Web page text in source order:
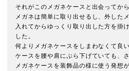
それがこのメガネケースと出会ってか
メガネは簡単に取り出せるし、外した
入れてからゆっくり取り出した方を掛
した。
何よりメガネケースをしまわなくて良
ケースを腰や肩にぶら下げていても、
メガネケースを装飾品の様に使う発想